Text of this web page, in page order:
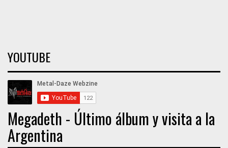
YOUTUBE
Megadeth - Último álbum y visita a la
Argentina